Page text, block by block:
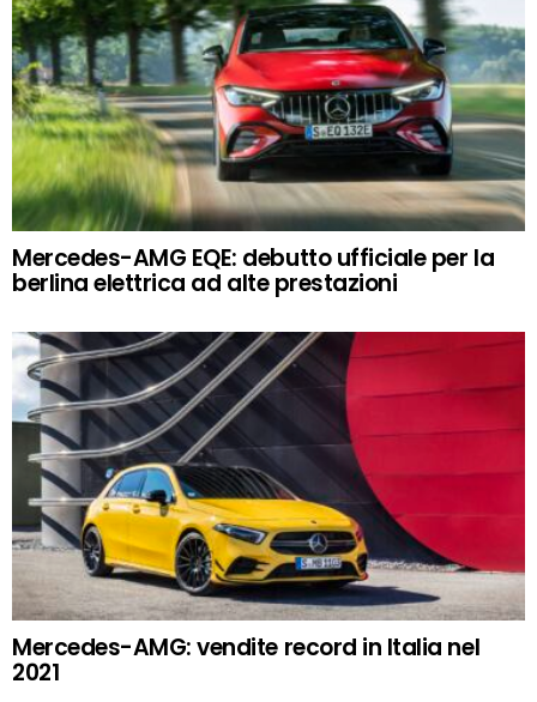
Mercedes-AMG EQE: debutto ufficiale per la
berlina elettrica ad alte prestazioni
Mercedes-AMG: vendite record in Italia nel
2021